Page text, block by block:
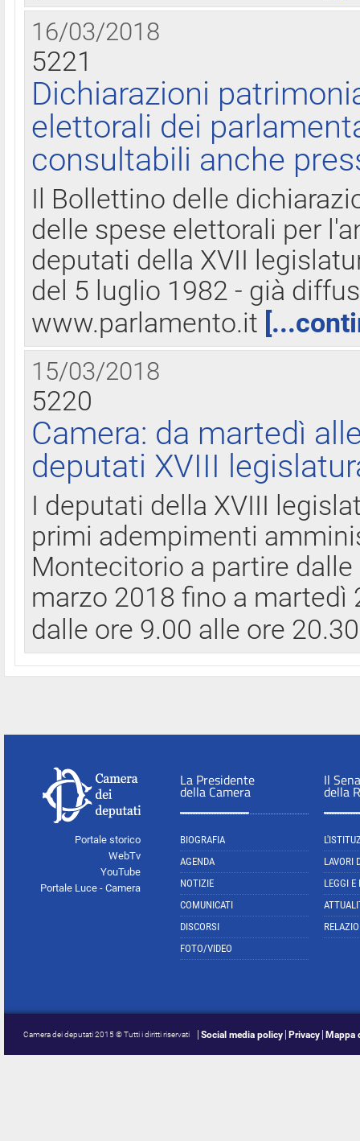
16/03/2018
5221
Dichiarazioni
elettorali dei
consultabili anche
Il Bollettino delle
delle spese elettorali per
deputati della XVII
del 5 luglio 1982 - già
www.parlamento.it
15/03/2018
5220
Camera: da martedì
deputati XVIII
I deputati della XVIII
primi adempimenti
Montecitorio a partire
marzo 2018 fino a
dalle ore 9.00 alle ore
Portale storico
WebTv
YouTube
Portale Luce - Camera
La Presidente
della Camera
BIOGRAFIA
AGENDA
NOTIZIE
COMUNICATI
DISCORSI
FOTO/VIDEO
Il
della
LAVORI
LEGGI E
Camera dei deputati 2015 © Tutti i diritti riservati Social media policy Privacy Mappa